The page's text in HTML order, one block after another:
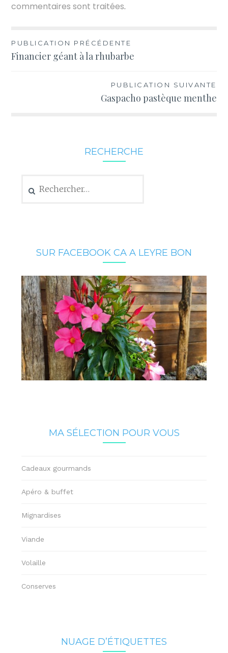
commentaires sont traitées.
Navigation
de
PUBLICATION PRÉCÉDENTE
Financier géant à la rhubarbe
PUBLICATION SUIVANTE
Gaspacho pastèque menthe
RECHERCHE
SUR FACEBOOK CA A LEYRE BON
MA SÉLECTION POUR VOUS
Cadeaux gourmands
Apéro & buffet
Mignardises
Viande
Volaille
Conserves
NUAGE D’ÉTIQUETTES